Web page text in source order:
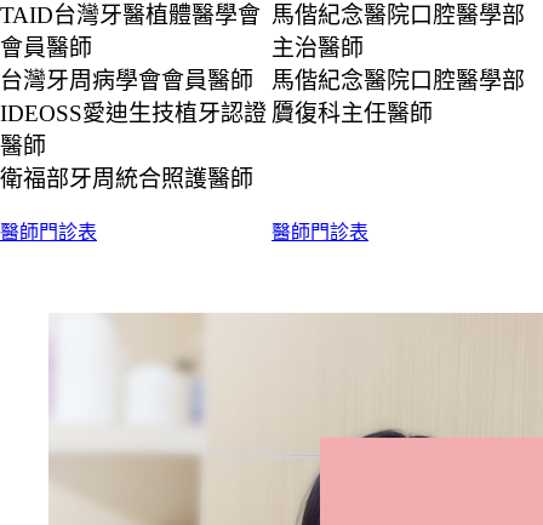
TAID台灣牙醫植體醫學會
會員醫師
台灣牙周病學會會員醫師
IDEOSS愛迪生技植牙認證
醫師
衛福部牙周統合照護醫師
馬偕紀念醫院口腔醫學部
主治醫師
馬偕紀念醫院口腔醫學部
贗復科主任醫師
醫師門診表 醫師門診表